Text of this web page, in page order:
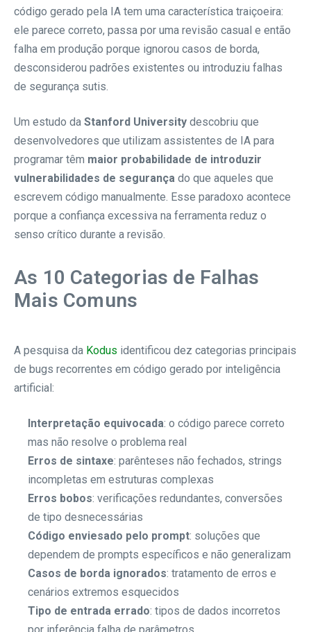
código gerado pela IA tem uma característica traiçoeira:
ele parece correto, passa por uma revisão casual e então
falha em produção porque ignorou casos de borda,
desconsiderou padrões existentes ou introduziu falhas
de segurança sutis.
Um estudo da Stanford University descobriu que
desenvolvedores que utilizam assistentes de IA para
programar têm maior probabilidade de introduzir
vulnerabilidades de segurança do que aqueles que
escrevem código manualmente. Esse paradoxo acontece
porque a confiança excessiva na ferramenta reduz o
senso crítico durante a revisão.
As 10 Categorias de Falhas
Mais Comuns
A pesquisa da Kodus identificou dez categorias principais
de bugs recorrentes em código gerado por inteligência
artificial:
Interpretação equivocada: o código parece correto
mas não resolve o problema real
Erros de sintaxe: parênteses não fechados, strings
incompletas em estruturas complexas
Erros bobos: verificações redundantes, conversões
de tipo desnecessárias
Código enviesado pelo prompt: soluções que
dependem de prompts específicos e não generalizam
Casos de borda ignorados: tratamento de erros e
cenários extremos esquecidos
Tipo de entrada errado: tipos de dados incorretos